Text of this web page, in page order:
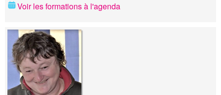
Voir les formations à l'agenda